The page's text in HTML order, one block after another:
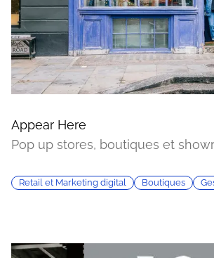
Appear Here
Pop up stores, boutiques et
Retail et Marketing digital Boutiques